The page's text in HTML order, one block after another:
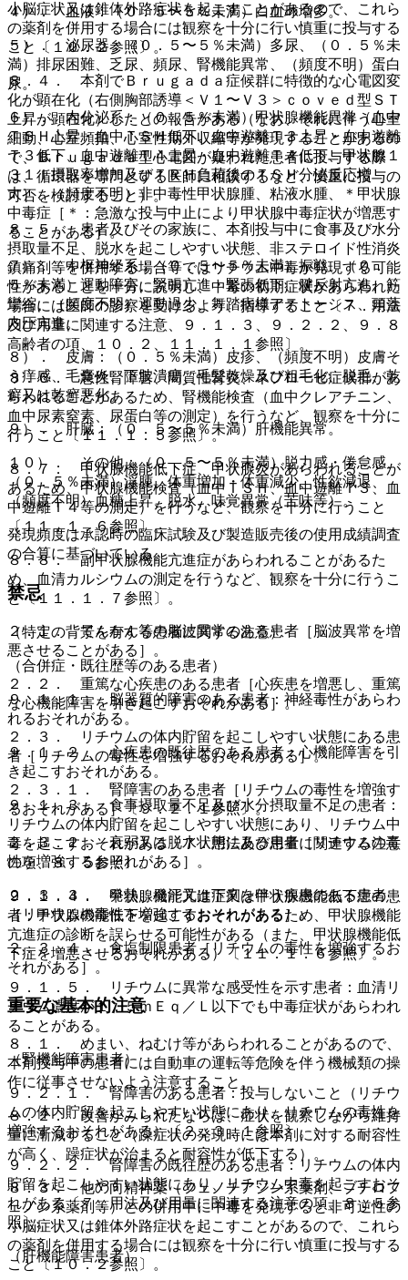
小脳症状又は錐体外路症状を起こすことがあるので、これら
の薬剤を併用する場合には観察を十分に行い慎重に投与する
こと〔１０．２参照〕。
８．４． 本剤でＢｒｕｇａｄａ症候群に特徴的な心電図変
化が顕在化（右側胸部誘導＜Ｖ１〜Ｖ３＞ｃｏｖｅｄ型ＳＴ
上昇が顕在化）したとの報告がある（なお、それに伴う心室
細動、心室頻拍、心室性期外収縮等が発現することがあるの
で、Ｂｒｕｇａｄａ型心電図が疑われた患者に投与する際
は、循環器を専門とする医師に相談するなど、慎重に投与の
可否を検討すること）。
８．５． 患者及びその家族に、本剤投与中に食事及び水分
摂取量不足、脱水を起こしやすい状態、非ステロイド性消炎
鎮痛剤等を併用する場合等ではリチウム中毒が発現する可能
性があることを十分に説明し、中毒の初期症状があらわれた
場合には医師の診察を受けるよう、指導すること〔７．用法
及び用量に関連する注意、９．１．３、９．２．２、９．８
高齢者の項、１０．２、１１．１．１参照〕。
８．６． 急性腎障害、間質性腎炎、ネフローゼ症候群があ
らわれることがあるため、腎機能検査（血中クレアチニン、
血中尿素窒素、尿蛋白等の測定）を行うなど、観察を十分に
行うこと〔１１．１．５参照〕。
８．７． 甲状腺機能低下症、甲状腺炎があらわれることが
あるため、甲状腺機能検査（血中ＴＳＨ、血中遊離Ｔ３、血
中遊離Ｔ４等の測定）を行うなど、観察を十分に行うこと
〔１１．１．６参照〕。
８．８． 副甲状腺機能亢進症があらわれることがあるた
め、血清カルシウムの測定を行うなど、観察を十分に行うこ
と〔１１．１．７参照〕。
（特定の背景を有する患者に関する注意）
（合併症・既往歴等のある患者）
９．１．１． 脳器質的障害のある患者：神経毒性があらわ
れるおそれがある。
９．１．２． 心疾患の既往歴のある患者：心機能障害を引
き起こすおそれがある。
９．１．３． 食事摂取量不足及び水分摂取量不足の患者：
リチウムの体内貯留を起こしやすい状態にあり、リチウム中
毒を起こすおそれがある〔７．用法及び用量に関連する注意
の項、８．５参照〕。
９．１．４． 甲状腺機能亢進症又は甲状腺機能低下症の患
者：甲状腺機能低下を起こすおそれがあるため、甲状腺機能
亢進症の診断を誤らせる可能性がある（また、甲状腺機能低
下症を増悪させるおそれがある）〔１１．１．６参照〕。
９．１．５． リチウムに異常な感受性を示す患者：血清リ
チウム濃度が１．５ｍＥｑ／Ｌ以下でも中毒症状があらわれ
ることがある。
（腎機能障害患者）
９．２．１． 腎障害のある患者：投与しないこと（リチウ
ムの体内貯留を起こしやすい状態にあり、リチウムの毒性を
増強するおそれがある）〔２．３．１参照〕。
９．２．２． 腎障害の既往歴のある患者：リチウムの体内
貯留を起こしやすい状態にあり、リチウム中毒を起こすおそ
れがある〔７．用法及び用量に関連する注意の項、８．５参
照〕。
（肝機能障害患者）
４）． 血液：（０．５〜５％未満）白血球増多。
５）． 泌尿器：（０．５〜５％未満）多尿、（０．５％未
満）排尿困難、乏尿、頻尿、腎機能異常、（頻度不明）蛋白
尿。
６）． 内分泌系：（０．５％未満）甲状腺機能異常（血中
ＴＳＨ上昇・血中ＴＳＨ低下、血中遊離Ｔ３上昇・血中遊離
Ｔ３低下、血中遊離Ｔ４上昇・血中遊離Ｔ４低下、甲状腺１
３１Ｉ摂取率増加及びＴＲＨ負荷後のＴＳＨ分泌反応増
大）、（頻度不明）非中毒性甲状腺腫、粘液水腫、＊甲状腺
中毒症［＊：急激な投与中止により甲状腺中毒症状が増悪す
ることがある］。
７）． 中枢神経系：（０．５〜５％未満）振戦、（０．
５％未満）運動障害、緊張亢進・緊張低下、腱反射亢進、筋
攣縮、（頻度不明）運動過少、舞踏病様アテトーシス、頭蓋
内圧亢進。
８）． 皮膚：（０．５％未満）皮疹、（頻度不明）皮膚そ
う痒感、毛嚢炎、下肢潰瘍、毛髪乾燥及び粗毛化、脱毛、乾
癬又は乾癬悪化。
９）． 肝臓：（０．５〜５％未満）肝機能異常。
１０）． その他：（０．５〜５％未満）脱力感・倦怠感、
（０．５％未満）浮腫、体重増加・体重減少、性欲減退、
（頻度不明）血糖上昇、脱水、味覚異常（苦味等）。
発現頻度は承認時の臨床試験及び製造販売後の使用成績調査
の合算に基づいている。
禁忌
２．１． てんかん等の脳波異常のある患者［脳波異常を増
悪させることがある］。
２．２． 重篤な心疾患のある患者［心疾患を増悪し、重篤
な心機能障害を引き起こすおそれがある］。
２．３． リチウムの体内貯留を起こしやすい状態にある患
者［リチウムの毒性を増強するおそれがある］。
２．３．１． 腎障害のある患者［リチウムの毒性を増強す
るおそれがある］〔９．２．１参照〕。
２．３．２． 衰弱又は脱水状態にある患者［リチウムの毒
性を増強するおそれがある］。
２．３．３． 発熱、発汗又は下痢を伴う疾患のある患者
［リチウムの毒性を増強するおそれがある］。
２．３．４． 食塩制限患者［リチウムの毒性を増強するお
それがある］。
重要な基本的注意
８．１． めまい、ねむけ等があらわれることがあるので、
本剤投与中の患者には自動車の運転等危険を伴う機械類の操
作に従事させないよう注意すること。
８．２． 改善がみられたならば、症状を観察しながら維持
量に漸減すること（躁症状の発現時には本剤に対する耐容性
が高く、躁症状が治まると耐容性が低下する）。
８．３． 他の向精神薬（フェノチアジン系薬剤、ブチロフ
ェノン系薬剤等）との併用中に中毒を発現すると非可逆性の
小脳症状又は錐体外路症状を起こすことがあるので、これら
の薬剤を併用する場合には観察を十分に行い慎重に投与する
こと〔１０．２参照〕。